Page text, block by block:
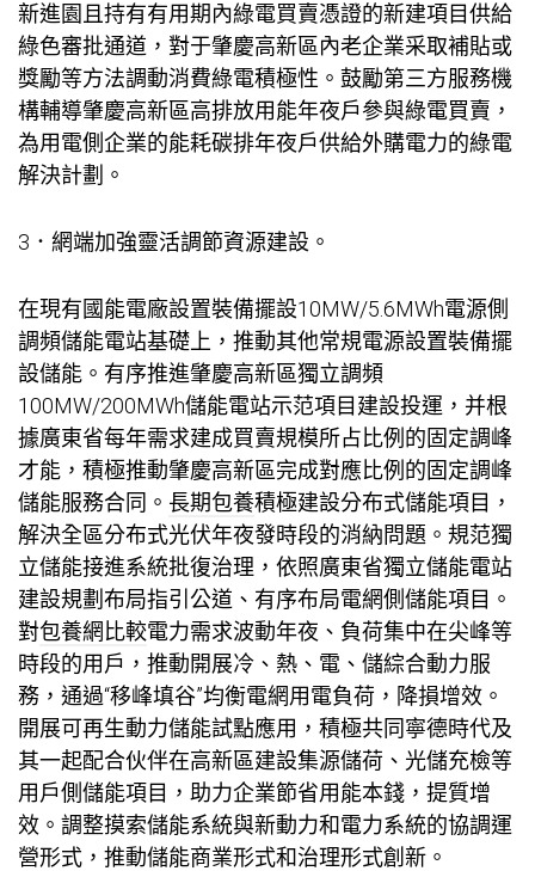
新進園且持有有用期內綠電買賣憑證的新建項目供給
綠色審批通道，對于肇慶高新區內老企業采取補貼或
獎勵等方法調動消費綠電積極性。鼓勵第三方服務機
構輔導肇慶高新區高排放用能年夜戶參與綠電買賣，
為用電側企業的能耗碳排年夜戶供給外購電力的綠電
解決計劃。
3．網端加強靈活調節資源建設。
在現有國能電廠設置裝備擺設10MW/5.6MWh電源側
調頻儲能電站基礎上，推動其他常規電源設置裝備擺
設儲能。有序推進肇慶高新區獨立調頻
100MW/200MWh儲能電站示范項目建設投運，并根
據廣東省每年需求建成買賣規模所占比例的固定調峰
才能，積極推動肇慶高新區完成對應比例的固定調峰
儲能服務合同。 長期包養積極建設分布式儲能項目，
解決全區分布式光伏年夜發時段的消納問題。規范獨
立儲能接進系統批復治理，依照廣東省獨立儲能電站
建設規劃布局指引公道、有序布局電網側儲能項目。
對包養網比較電力需求波動年夜、負荷集中在尖峰等
時段的用戶，推動開展冷、熱、電、儲綜合動力服
務，通過“移峰填谷”均衡電網用電負荷，降損增效。
開展可再生動力儲能試點應用，積極共同寧德時代及
其一起配合伙伴在高新區建設集源儲荷、光儲充檢等
用戶側儲能項目，助力企業節省用能本錢，提質增
效。調整摸索儲能系統與新動力和電力系統的協調運
營形式，推動儲能商業形式和治理形式創新。